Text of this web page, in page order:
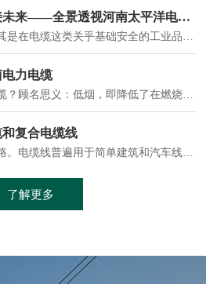
实力铸就信任，匠心连接未来——全景透视河南太平洋电缆厂
在选择长期合作伙伴时，尤其是在电缆这类关乎基础安全的工业品上，供应商的“内在实力”远比一纸报价单更重要。今天，我们邀请您“云参观”河南太平洋电缆厂，透过每一个细节，看我们如何将“可靠”二字，铸入每一米电缆。
力电缆
低烟无卤电力电缆是什么电缆？顾名思义：低烟，即降低了在燃烧时有害物体的产生；卤素对于人体来说是一种有毒气体，无卤就是没有毒气体的释放，通常是针对电缆遇火灾时而言的。低烟无卤电力电缆又可以称之为环保电缆，低烟无卤电缆大多数用于医院和对环境卫生要求比较严格的地方。
复合电缆线
电缆线是用于电力传输的管路。电缆线普遍用于简单建筑和汽车线材，作为能源输送缆线，电缆线的复杂结构勿庸置疑。根据目标功能，电缆线具有以下一些特点：建筑用和车用线材要求轻质、大批量生产、价格低廉、具有相当的电学和力学性能和长时间的耐老化性能；工业用线材必须具有符合客户要求的性能；
了解更多